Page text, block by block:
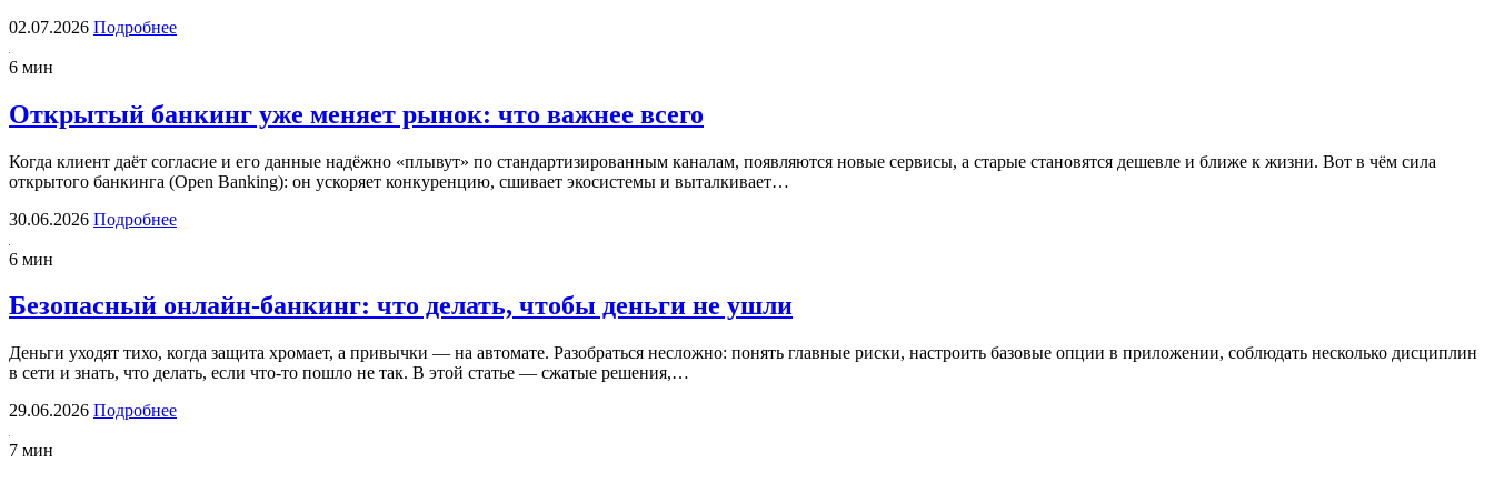
02.07.2026 Подробнее
6 мин
Открытый банкинг уже меняет рынок: что важнее всего
Когда клиент даёт согласие и его данные надёжно «плывут» по стандартизированным каналам, появляются новые сервисы, а старые становятся дешевле и ближе к жизни. Вот в чём сила
открытого банкинга (Open Banking): он ускоряет конкуренцию, сшивает экосистемы и выталкивает…
30.06.2026 Подробнее
6 мин
Безопасный онлайн-банкинг: что делать, чтобы деньги не ушли
Деньги уходят тихо, когда защита хромает, а привычки — на автомате. Разобраться несложно: понять главные риски, настроить базовые опции в приложении, соблюдать несколько дисциплин
в сети и знать, что делать, если что-то пошло не так. В этой статье — сжатые решения,…
29.06.2026 Подробнее
7 мин